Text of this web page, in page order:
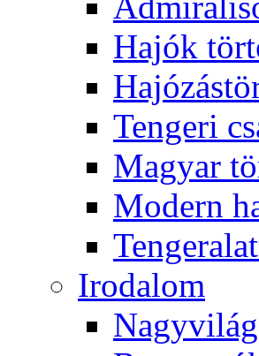
Hajók
Tengeri
Magyar
Modern
Irodalom
Nagyvilág